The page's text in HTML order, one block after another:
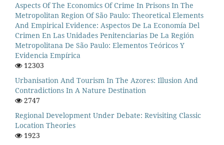
Aspects Of The Economics Of Crime In Prisons In The
Metropolitan Region Of São Paulo: Theoretical Elements
And Empirical Evidence: Aspectos De La Economía Del
Crimen En Las Unidades Penitenciarias De La Región
Metropolitana De São Paulo: Elementos Teóricos Y
Evidencia Empírica
12303
Urbanisation And Tourism In The Azores: Illusion And
Contradictions In A Nature Destination
2747
Regional Development Under Debate: Revisiting Classic
Location Theories
1923